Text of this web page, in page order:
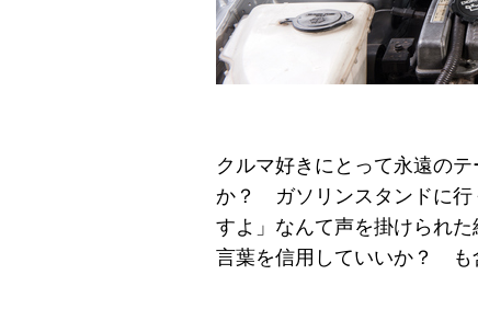
クルマ好きにとって永遠の
か？ ガソリンスタンドに行
すよ」なんて声を掛けられ
言葉を信用していいか？ も